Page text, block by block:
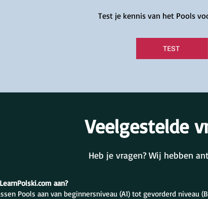
Test je kennis van het Pools
TEST
Veelgestelde
Heb je vragen? Wij hebben
aan?
Pools aan van beginnersniveau (A1) tot gevorderd niveau